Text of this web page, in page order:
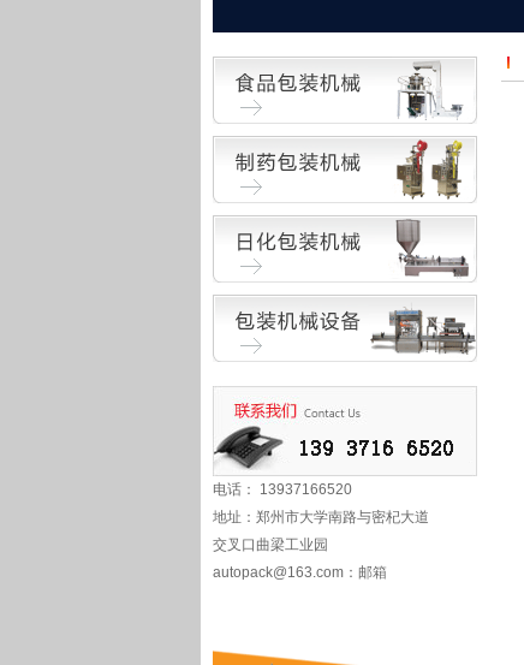
电话： 13937166520
地址：郑州市大学南路与密杞大道
交叉口曲梁工业园
autopack@163.com ：邮箱